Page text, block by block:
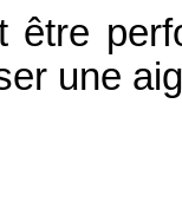
être
une